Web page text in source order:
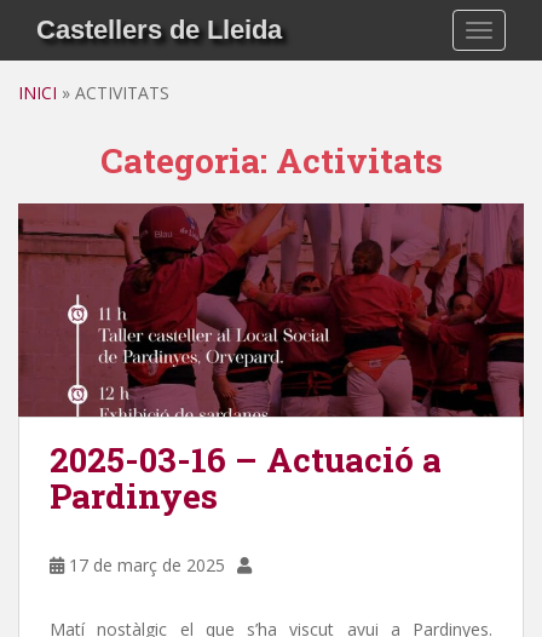
Castellers de Lleida
INICI » ACTIVITATS
Categoria: Activitats
2025-03-16 – Actuació a
Pardinyes
17 de març de 2025
Matí nostàlgic el que s’ha viscut avui a Pardinyes.